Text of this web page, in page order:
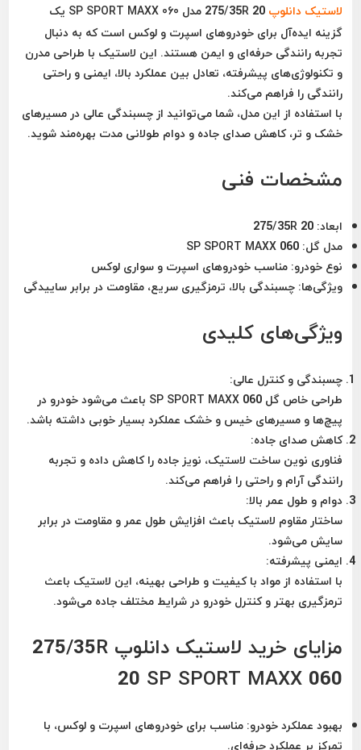
لاستیک دانلوپ 275/35R 20 مدل SP SPORT MAXX 060 یک
گزینه ایده‌آل برای خودروهای اسپرت و لوکس است که به دنبال
تجربه رانندگی حرفه‌ای و ایمن هستند. این لاستیک با طراحی مدرن
و تکنولوژی‌های پیشرفته، تعادل بین عملکرد بالا، ایمنی و راحتی
رانندگی را فراهم می‌کند.
با استفاده از این مدل، شما می‌توانید از چسبندگی عالی در مسیرهای
خشک و تر، کاهش صدای جاده و دوام طولانی مدت بهره‌مند شوید.
مشخصات فنی
ابعاد: 275/35R 20
مدل گل: SP SPORT MAXX 060
نوع خودرو: مناسب خودروهای اسپرت و سواری لوکس
ویژگی‌ها: چسبندگی بالا، ترمزگیری سریع، مقاومت در برابر ساییدگی
ویژگی‌های کلیدی
چسبندگی و کنترل عالی:
طراحی خاص گل SP SPORT MAXX 060 باعث می‌شود خودرو در
پیچ‌ها و مسیرهای خیس و خشک عملکرد بسیار خوبی داشته باشد.
کاهش صدای جاده:
فناوری نوین ساخت لاستیک، نویز جاده را کاهش داده و تجربه
رانندگی آرام و راحتی را فراهم می‌کند.
دوام و طول عمر بالا:
ساختار مقاوم لاستیک باعث افزایش طول عمر و مقاومت در برابر
سایش می‌شود.
ایمنی پیشرفته:
با استفاده از مواد با کیفیت و طراحی بهینه، این لاستیک باعث
ترمزگیری بهتر و کنترل خودرو در شرایط مختلف جاده می‌شود.
مزایای خرید لاستیک دانلوپ 275/35R
20 SP SPORT MAXX 060
بهبود عملکرد خودرو: مناسب برای خودروهای اسپرت و لوکس، با
تمرکز بر عملکرد حرفه‌ای.